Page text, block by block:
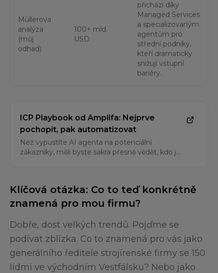
Müllerova
analýza
(můj
odhad)
100+ mld.
USD
přichází díky
Managed Services
a specializovaným
agentům pro
střední podniky,
kteří dramaticky
snižují vstupní
bariéry.
ICP Playbook od Amplifa: Nejprve
pochopit, pak automatizovat
Než vypustíte AI agenta na potenciální
zákazníky, měli byste sakra přesně vědět, kdo je
každý agent slepý.
Klíčová otázka: Co to teď konkrétně
znamená pro mou firmu?
Dobře, dost velkých trendů. Pojďme se
podívat zblízka. Co to znamená pro vás jako
generálního ředitele strojírenské firmy se 150
lidmi ve východním Vestfálsku? Nebo jako